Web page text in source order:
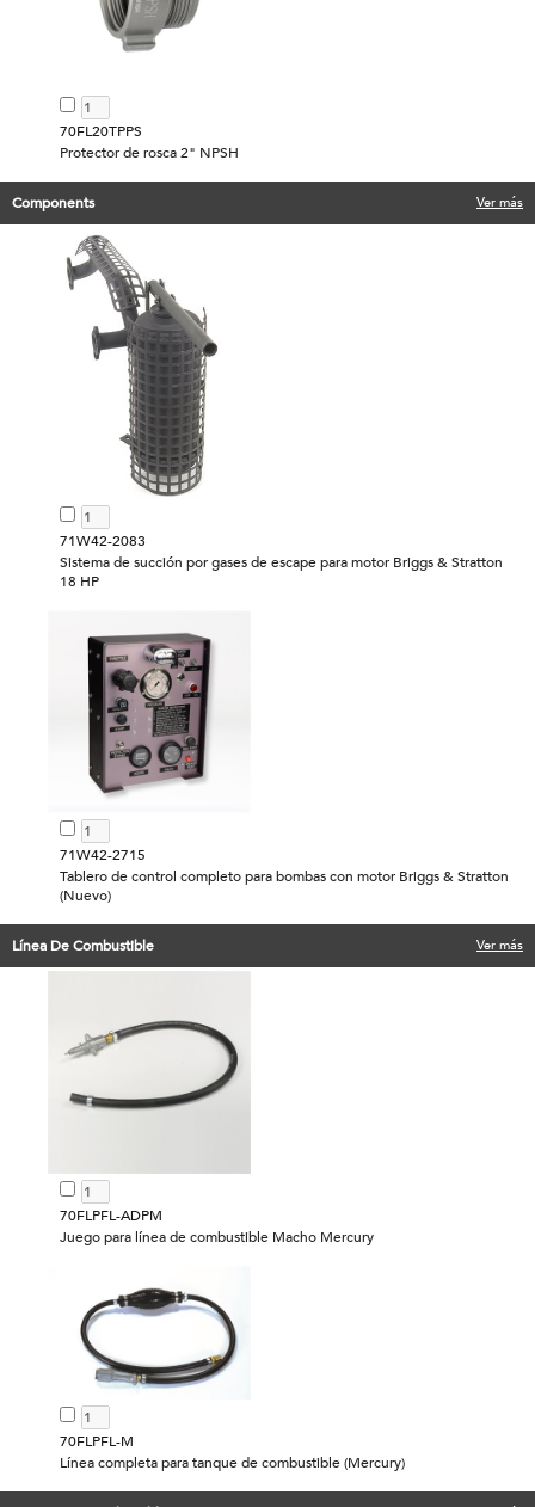
70FL20TPPS
Protector de rosca 2" NPSH
Components Ver más
71W42-2083
Sistema de succión por gases de escape para motor Briggs & Stratton
18 HP
71W42-2715
Tablero de control completo para bombas con motor Briggs & Stratton
(Nuevo)
Línea De Combustible Ver más
70FLPFL-ADPM
Juego para línea de combustible Macho Mercury
70FLPFL-M
Línea completa para tanque de combustible (Mercury)